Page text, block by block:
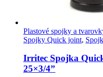
Plastové spojky a
Spojky Quick joint,
Irritec Spojka
25×3/4”